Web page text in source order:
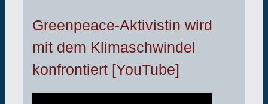
Greenpeace-Aktivistin wird
mit dem Klimaschwindel
konfrontiert [YouTube]